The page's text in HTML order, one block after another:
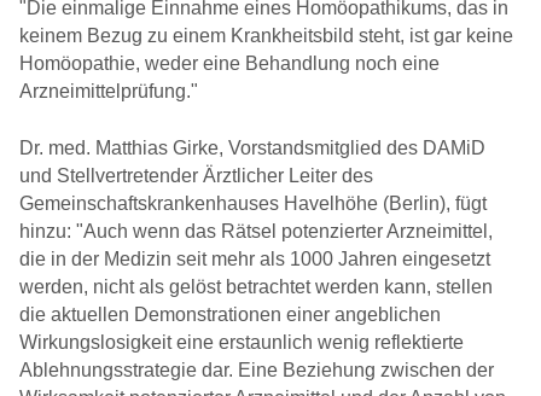
"Die einmalige Einnahme eines Homöopathikums, das in
keinem Bezug zu einem Krankheitsbild steht, ist gar keine
Homöopathie, weder eine Behandlung noch eine
Arzneimittelprüfung."
Dr. med. Matthias Girke, Vorstandsmitglied des DAMiD
und Stellvertretender Ärztlicher Leiter des
Gemeinschaftskrankenhauses Havelhöhe (Berlin), fügt
hinzu: "Auch wenn das Rätsel potenzierter Arzneimittel,
die in der Medizin seit mehr als 1000 Jahren eingesetzt
werden, nicht als gelöst betrachtet werden kann, stellen
die aktuellen Demonstrationen einer angeblichen
Wirkungslosigkeit eine erstaunlich wenig reflektierte
Ablehnungsstrategie dar. Eine Beziehung zwischen der